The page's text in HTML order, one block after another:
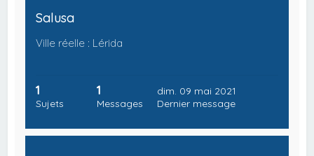
Salusa
Ville réelle : Lérida
1
Sujets
1
Messages
dim. 09 mai 2021
Dernier message